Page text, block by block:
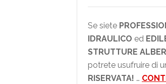
Se siete
IDRAULICOedEDILE
STRUTTURE
potrete usufruire di
RISERVATA!…